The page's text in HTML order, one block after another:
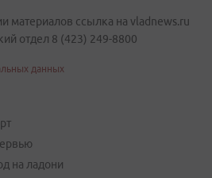
материалов ссылка на vladnews.ru
отдел 8 (423) 249-8800
данных
на ладони